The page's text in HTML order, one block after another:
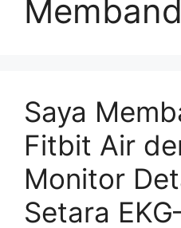
Saya
Fitbit Air
Monitor
Setara